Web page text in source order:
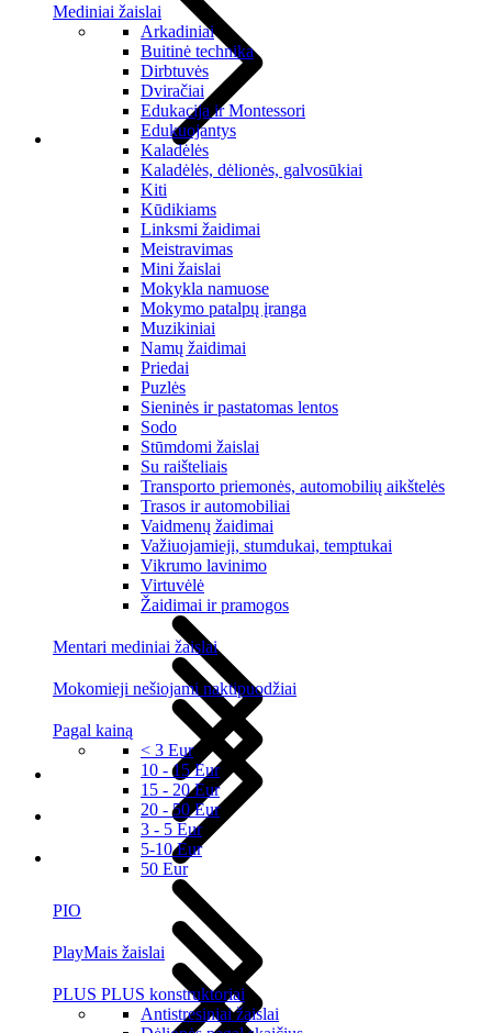
Mediniai žaislai
Arkadiniai
Buitinė technika
Dirbtuvės
Dviračiai
Edukacija ir Montessori
Edukuojantys
Kaladėlės
Kaladėlės, dėlionės, galvosūkiai
Kiti
Kūdikiams
Linksmi žaidimai
Meistravimas
Mini žaislai
Mokykla namuose
Mokymo patalpų įranga
Muzikiniai
Namų žaidimai
Priedai
Puzlės
Sieninės ir pastatomas lentos
Sodo
Stūmdomi žaislai
Su raišteliais
Transporto priemonės, automobilių aikštelės
Trasos ir automobiliai
Vaidmenų žaidimai
Važiuojamieji, stumdukai, temptukai
Vikrumo lavinimo
Virtuvėlė
Žaidimai ir pramogos
Mentari mediniai žaislai
Mokomieji nešiojami naktipuodžiai
Pagal kainą
< 3 Eur
10 - 15 Eur
15 - 20 Eur
20 - 50 Eur
3 - 5 Eur
5-10 Eur
50 Eur
PIO
PlayMais žaislai
PLUS PLUS konstruktoriai
Antistresiniai žaislai